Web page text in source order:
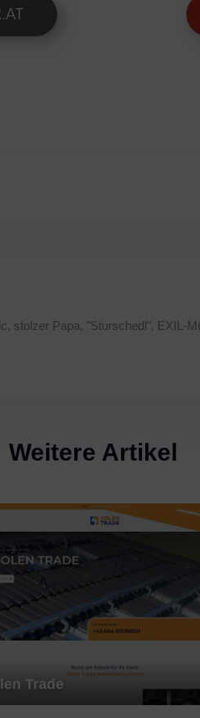
stolzer Papa, "Sturschedl", EXIL-
Weitere Artikel
Trade